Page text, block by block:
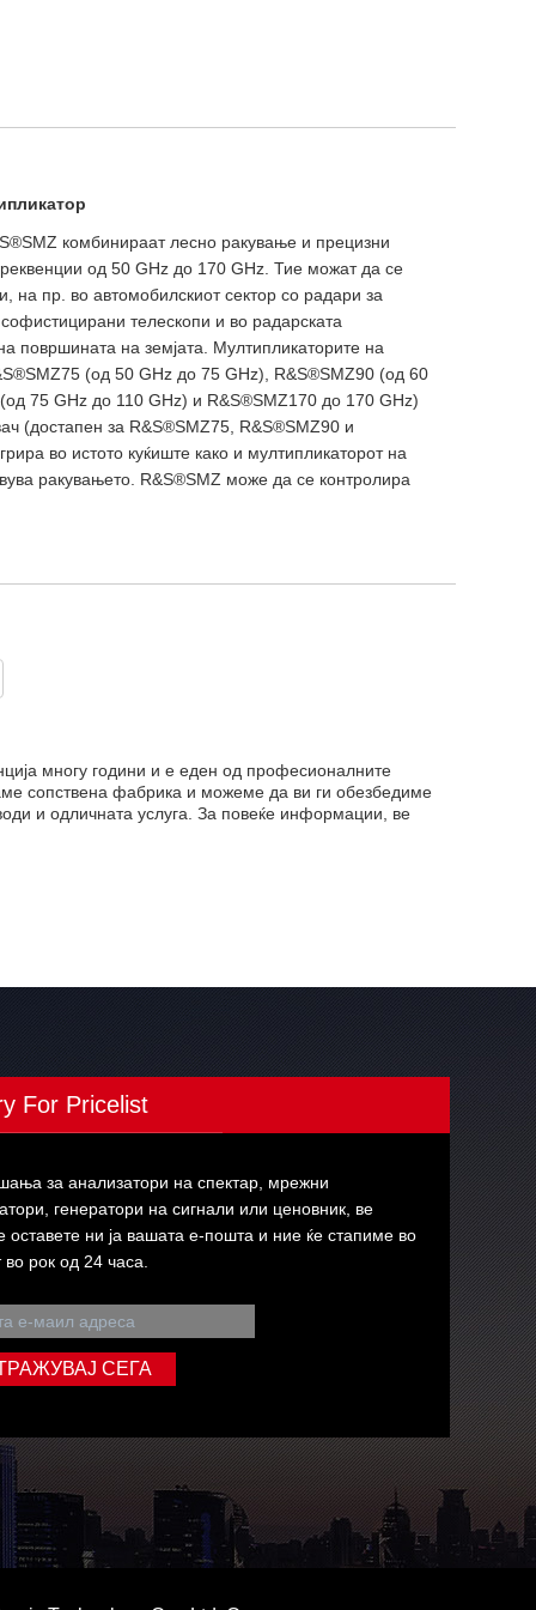
комбинираат лесно ракување и прецизни
од 50 GHz до 170 GHz. Тие можат да се
на пр. во автомобилскиот сектор со радари за
телескопи и во радарската
површината на земјата. Мултипликаторите на
(од 50 GHz до 75 GHz), R&S®SMZ90 (од 60
75 GHz до 110 GHz) и R&S®SMZ170 до 170 GHz)
(достапен за R&S®SMZ75, R&S®SMZ90 и
во истото куќиште како и мултипликаторот на
ракувањето. R&S®SMZ може да се контролира
многу години и е еден од професионалните
сопствена фабрика и можеме да ви ги обезбедиме
и одличната услуга. За повеќе информации, ве
For Pricelist
за анализатори на спектар, мрежни
генератори на сигнали или ценовник, ве
оставете ни ја вашата е-пошта и ние ќе стапиме во
во рок од 24 часа.